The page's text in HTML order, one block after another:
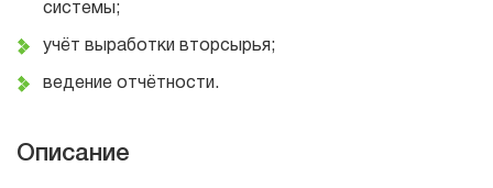
системы;
учёт выработки вторсырья;
ведение отчётности.
Описание